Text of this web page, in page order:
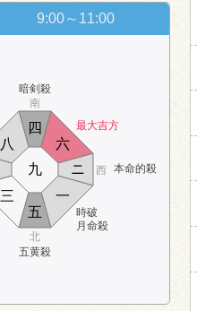
9:00～11:00
暗剣殺
最大吉方
本命的殺
五黄殺
時破
月命殺
南
北
西
五
六
八
九
一
ニ
三
四